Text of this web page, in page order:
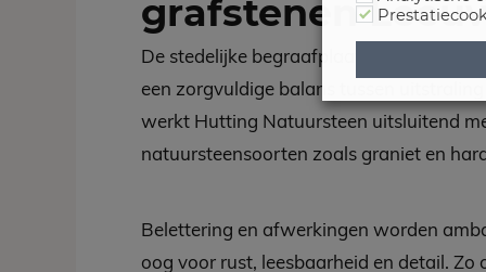
grafstenen
De stedelijke begraafplaatsen van
een zorgvuldige balans tussen uitstraling
werkt Hutting Natuursteen uitsluitend
natuursteensoorten zoals graniet en
Belettering en afwerkingen worden
oog voor rust, leesbaarheid en detail. Zo